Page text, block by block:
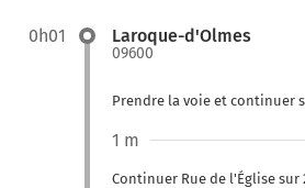
0h01 Laroque-d'Olmes
09600
Prendre la voie et continuer
Continuer Rue de l'Église sur
1 m